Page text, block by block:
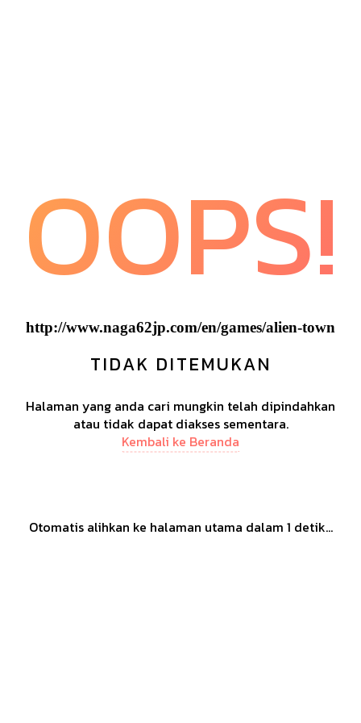
OOPS!
http://www.naga62jp.com/en/games/alien-town
TIDAK DITEMUKAN
Halaman yang anda cari mungkin telah dipindahkan
atau tidak dapat diakses sementara.
Kembali ke Beranda
Otomatis alihkan ke halaman utama dalam 1 detik...